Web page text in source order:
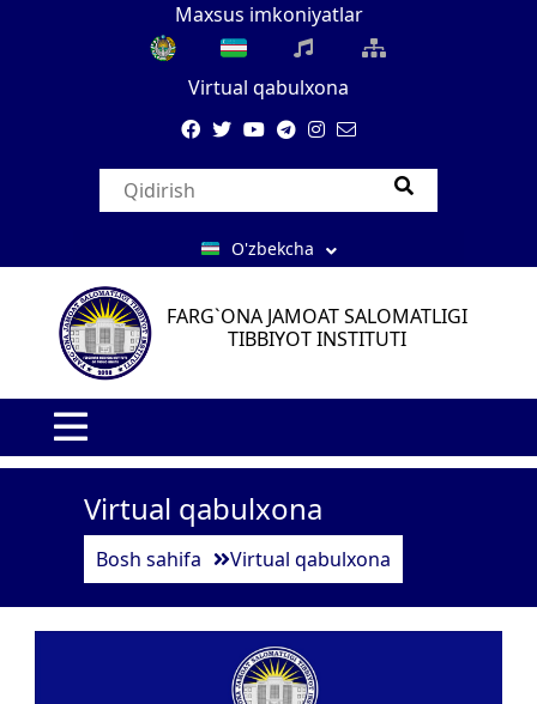
Maxsus imkoniyatlar
Virtual qabulxona
O'zbekcha
FARG`ONA JAMOAT SALOMATLIGI
TIBBIYOT INSTITUTI
Virtual qabulxona
Bosh sahifa Virtual qabulxona